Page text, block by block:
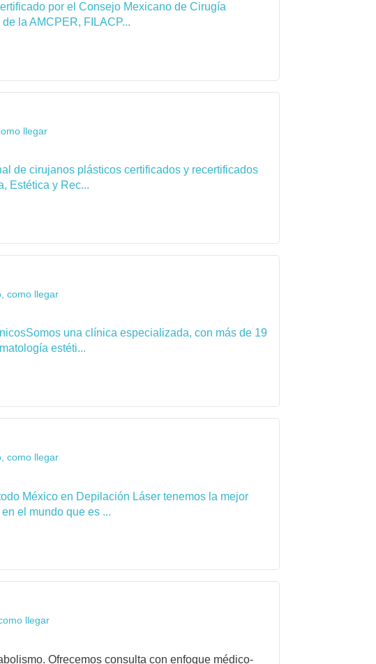
por el Consejo Mexicano de Cirugía
la AMCPER, FILACP...
llegar
de cirujanos plásticos certificados y recertificados
Estética y Rec...
como llegar
una clínica especializada, con más de 19
estéti...
como llegar
México en Depilación Láser tenemos la mejor
el mundo que es ...
llegar
Ofrecemos consulta con enfoque médico-